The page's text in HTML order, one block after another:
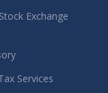
Exchange
Services